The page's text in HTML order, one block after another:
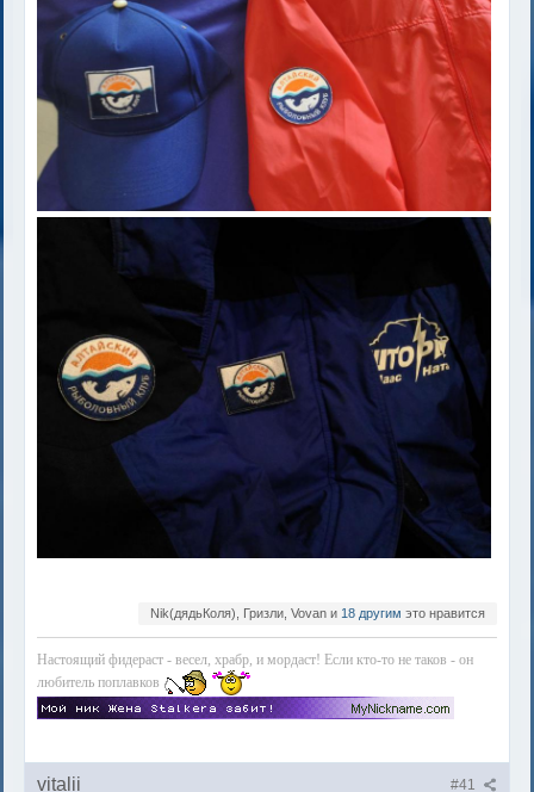
Nik(дядьКоля), Гризли, Vovan и 18 другим это нравится
Настоящий фидераст - весел, храбр, и мордаст! Если кто-то не таков - он
любитель поплавков
#41
vitalii